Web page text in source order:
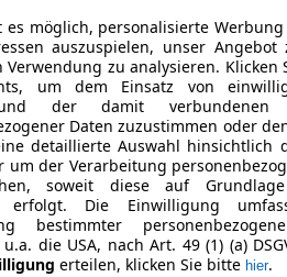
es möglich, personalisierte
auszuspielen, unser Angebot
Verwendung zu analysieren. Klicken
um dem Einsatz von
der damit verbundenen
Daten zuzustimmen oder
detaillierte Auswahl hinsichtlich
um der Verarbeitung
soweit diese auf
erfolgt. Die Einwilligung
bestimmter
die USA, nach Art. 49 (1) (a)
erteilen, klicken Sie bitte hier.